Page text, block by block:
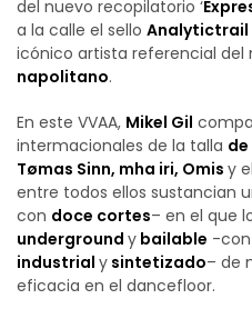
del nuevo recopilatorio ‘
a la calle el sello Analytictrail
icónico artista referencial del
napolitano.
En este VVAA, Mikel Gil
intermacionales de la talla de
Tømas Sinn, mha iri, Omis y
entre todos ellos sustancian
con doce cortes– en el que
underground y bailable -
industrial y sintetizado– de
eficacia en el dancefloor.